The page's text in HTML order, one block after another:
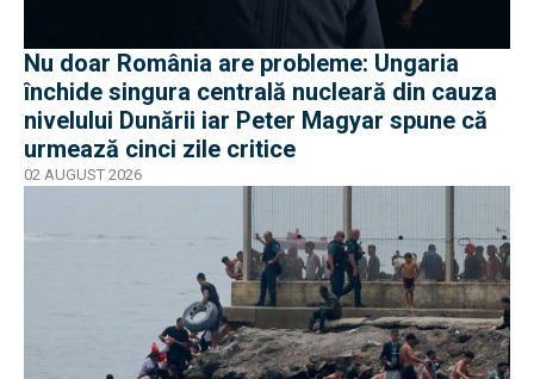
Nu doar România are probleme: Ungaria
închide singura centrală nucleară din cauza
nivelului Dunării iar Peter Magyar spune că
urmează cinci zile critice
02 AUGUST 2026